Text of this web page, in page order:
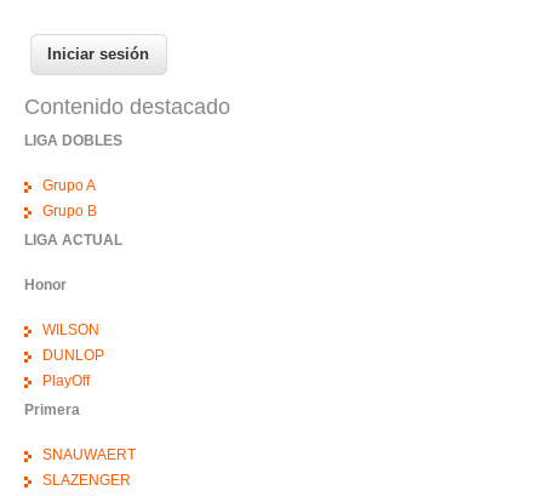
Contenido destacado
LIGA DOBLES
Grupo A
Grupo B
LIGA ACTUAL
Honor
WILSON
DUNLOP
PlayOff
Primera
SNAUWAERT
SLAZENGER